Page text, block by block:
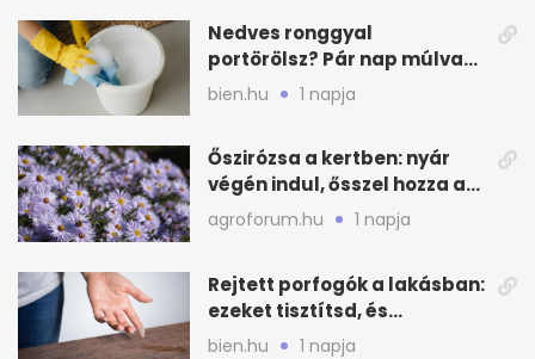
Nedves ronggyal
portörölsz? Pár nap múlva
ezért porosodik vissza a
bien.hu 1 napja
Őszirózsa a kertben: nyár
végén indul, ősszel hozza a
színét
agroforum.hu 1 napja
Rejtett porfogók a lakásban:
ezeket tisztítsd, és
ritkábban porolhatsz
bien.hu 1 napja